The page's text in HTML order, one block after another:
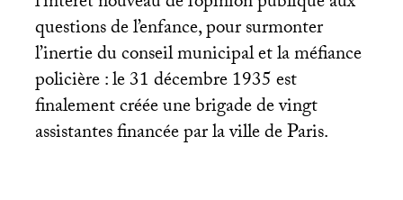
questions de l’enfance, pour surmonter
l’inertie du conseil municipal et la méfiance
policière : le 31 décembre 1935 est
finalement créée une brigade de vingt
assistantes financée par la ville de Paris.